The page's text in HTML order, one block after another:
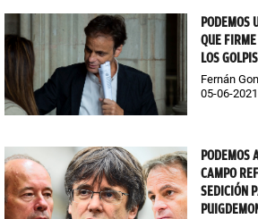
PODEMOS
QUE
LOS
Fernán
05-06-2021
PODEMOS
CAMPO
SEDICIÓN